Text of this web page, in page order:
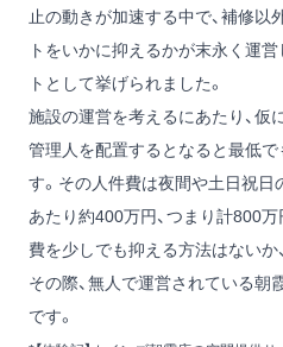
止の動きが加速する中で、補修
トをいかに抑えるかが末永く運
トとして挙げられました。
施設の運営を考えるにあたり、仮
管理人を配置するとなると最低
す。その人件費は夜間や土日祝日
あたり約400万円、つまり計800
費を少しでも抑える方法はないか
その際、無人で運営されている朝
です。